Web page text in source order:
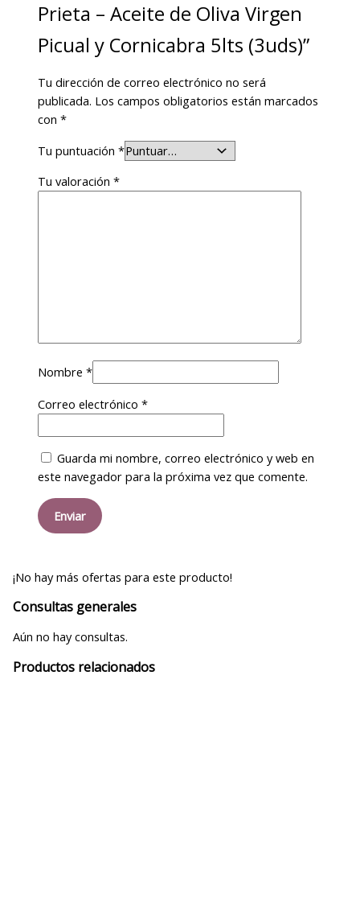
Prieta – Aceite de Oliva Virgen
Picual y Cornicabra 5lts (3uds)”
Tu dirección de correo electrónico no será
publicada. Los campos obligatorios están marcados
con*
Tu puntuación*
Tu valoración*
Nombre*
Correo electrónico*
Guarda mi nombre, correo electrónico y web en
este navegador para la próxima vez que comente.
¡No hay más ofertas para este producto!
Consultas generales
Aún no hay consultas.
Productos relacionados